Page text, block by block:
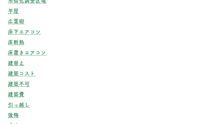
平屋
広葉樹
床下エアコン
床断熱
床置きエアコン
建替え
建築コスト
建築不可
建築費
引っ越し
後悔